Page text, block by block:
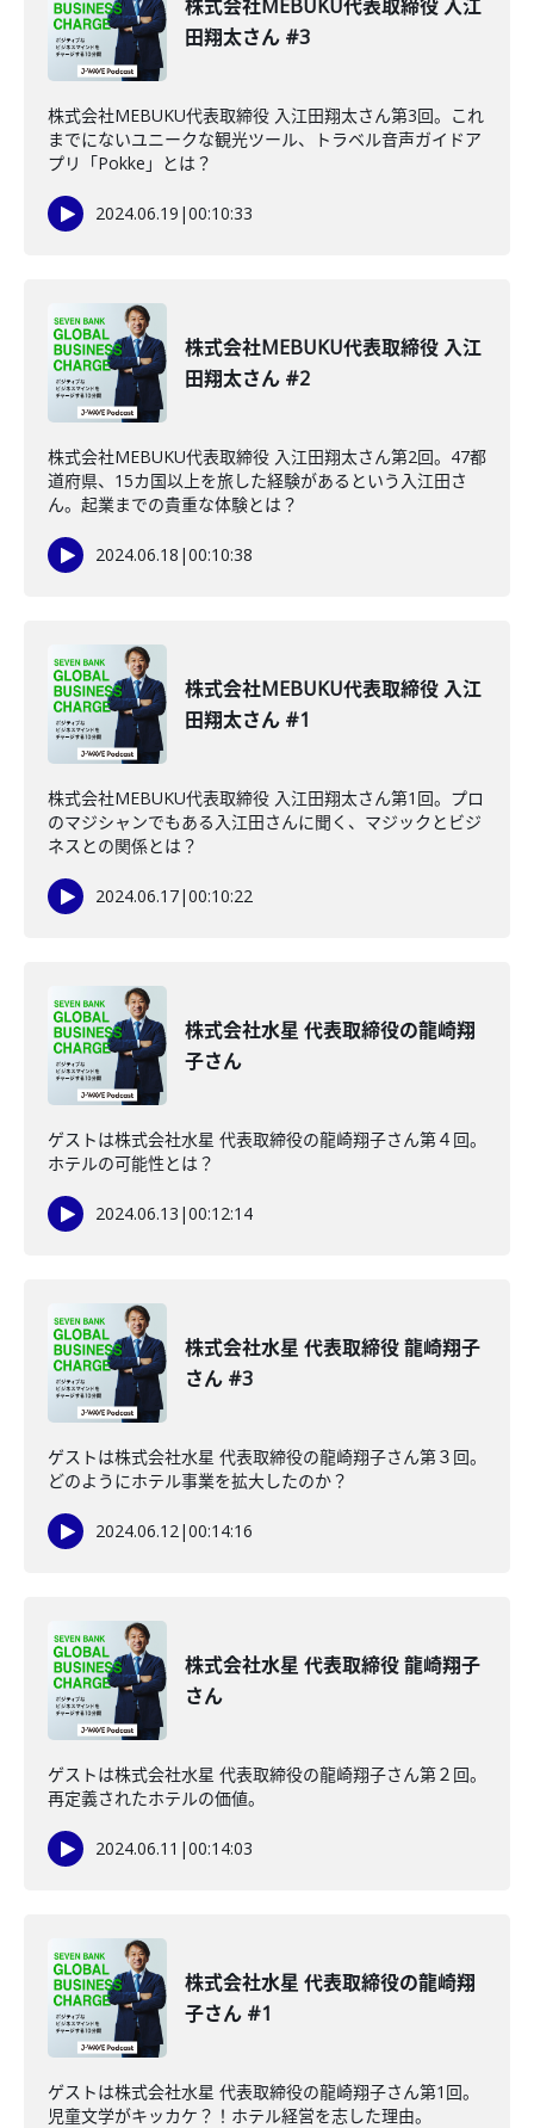
株式会社MEBUKU代表取締役 入江
田翔太さん #3
株式会社MEBUKU代表取締役 入江田翔太さん第3回。これ
までにないユニークな観光ツール、トラベル音声ガイドア
プリ「Pokke」とは？
2024.06.19 |00:10:33
株式会社MEBUKU代表取締役 入江
田翔太さん #2
株式会社MEBUKU代表取締役 入江田翔太さん第2回。47都
道府県、15カ国以上を旅した経験があるという入江田さ
ん。起業までの貴重な体験とは？
2024.06.18 |00:10:38
株式会社MEBUKU代表取締役 入江
田翔太さん #1
株式会社MEBUKU代表取締役 入江田翔太さん第1回。プロ
のマジシャンでもある入江田さんに聞く、マジックとビジ
ネスとの関係とは？
2024.06.17|00:10:22
株式会社水星 代表取締役の龍崎翔
子さん
ゲストは株式会社水星 代表取締役の龍崎翔子さん第４回。
ホテルの可能性とは？
2024.06.13 |00:12:14
株式会社水星 代表取締役 龍崎翔子
さん #3
ゲストは株式会社水星 代表取締役の龍崎翔子さん第３回。
どのようにホテル事業を拡大したのか？
2024.06.12|00:14:16
株式会社水星 代表取締役 龍崎翔子
さん
ゲストは株式会社水星 代表取締役の龍崎翔子さん第２回。
再定義されたホテルの価値。
2024.06.11 |00:14:03
株式会社水星 代表取締役の龍崎翔
子さん #1
ゲストは株式会社水星 代表取締役の龍崎翔子さん第1回。
児童文学がキッカケ？！ホテル経営を志した理由。